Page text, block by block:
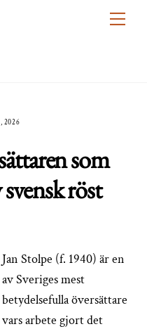
2026
som
röst
Jan Stolpe (f. 1940) är en
av Sveriges mest
betydelsefulla översättare
vars arbete gjort det